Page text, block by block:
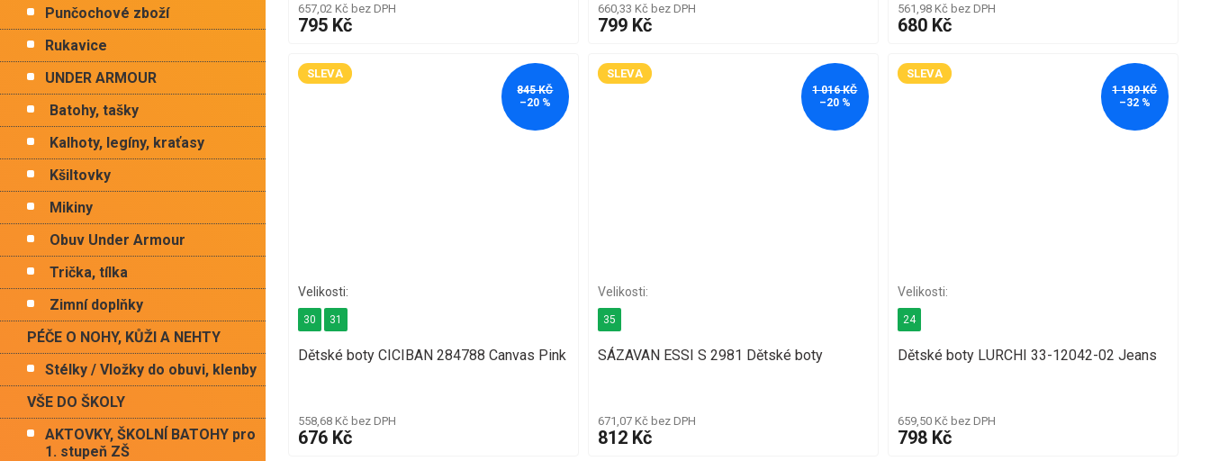
Punčochové zboží
Rukavice
UNDER ARMOUR
Batohy, tašky
Kalhoty, legíny, kraťasy
Kšiltovky
Mikiny
Obuv Under Armour
Trička, tílka
Zimní doplňky
PÉČE O NOHY, KŮŽI A NEHTY
Stélky / Vložky do obuvi, klenby
VŠE DO ŠKOLY
AKTOVKY, ŠKOLNÍ BATOHY pro
1. stupeň ZŠ
657,02 Kč bez DPH
795 Kč
660,33 Kč bez DPH
799 Kč
561,98 Kč bez DPH
680 Kč
SLEVA
845 KČ
–20 %
Dětské boty CICIBAN 284788 Canvas Pink
558,68 Kč bez DPH
676 Kč
30 31
SLEVA
1 016 KČ
–20 %
SÁZAVAN ESSI S 2981 Dětské boty
671,07 Kč bez DPH
812 Kč
35
SLEVA
1 189 KČ
–32 %
Dětské boty LURCHI 33-12042-02 Jeans
659,50 Kč bez DPH
798 Kč
24